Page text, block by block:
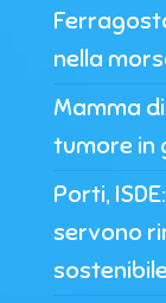
nella
Mamma
tumore in
Porti,
servono
sostenibile